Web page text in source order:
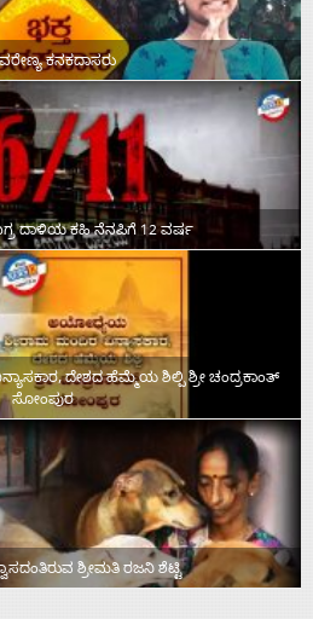
ಕನಕದಾಸರು
ದಾಳಿಯ ಕಹಿ ನೆನಪಿಗೆ 12 ವರ್ಷ
ದೇಶದ ಹೆಮ್ಮೆಯ ಶಿಲ್ಪಿ ಶ್ರೀ ಚಂದ್ರಕಾಂತ್‌
ಸೋಂಪುರ
ಶ್ರೀಮತಿ ರಜನಿ ಶೆಟ್ಟಿ